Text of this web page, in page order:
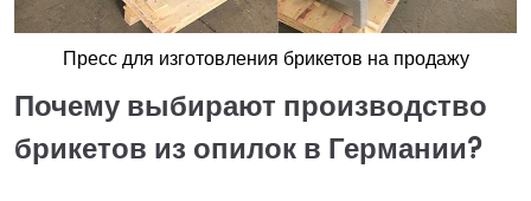
Пресс для изготовления брикетов на продажу
Почему выбирают производство
брикетов из опилок в Германии?